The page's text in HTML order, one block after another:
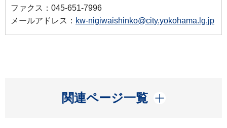
ファクス：045-651-7996
メールアドレス： kw-nigiwaishinko@city.yokohama.lg.jp
関連ページ一覧
開く